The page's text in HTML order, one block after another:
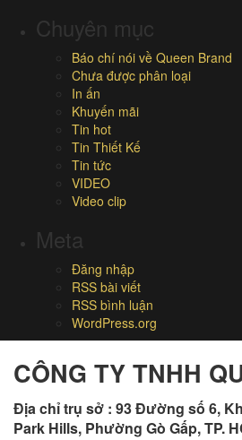
Chuyên mục
Báo chí nói về Queen Brand
Chưa được phân loại
In ấn
Khuyến mãi
Tin hot
Tin Thiết Kế
Tin tức
VIDEO
Video clip
Meta
Đăng nhập
RSS bài viết
RSS bình luận
WordPress.org
CÔNG TY TNHH
Địa chỉ trụ sở : 93 Đường số 6,
Park Hills, Phường Gò Gấp, TP.